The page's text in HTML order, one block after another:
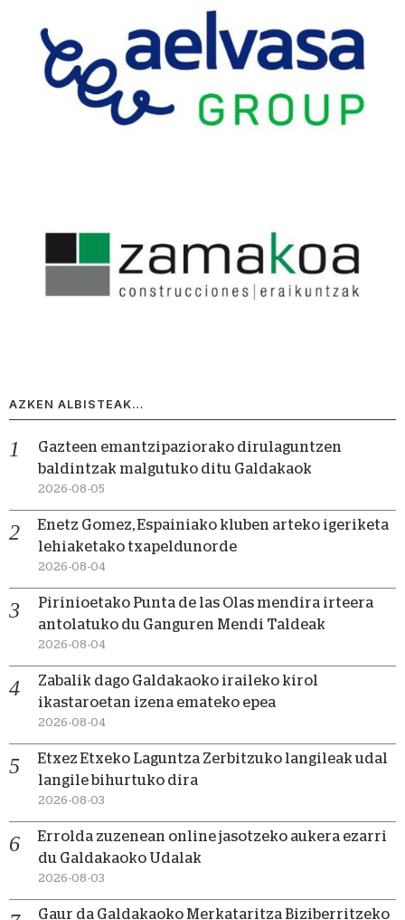
AZKEN ALBISTEAK…
Gazteen emantzipaziorako dirulaguntzen
baldintzak malgutuko ditu Galdakaok
2026-08-05
Enetz Gomez, Espainiako kluben arteko igeriketa
lehiaketako txapeldunorde
2026-08-04
Pirinioetako Punta de las Olas mendira irteera
antolatuko du Ganguren Mendi Taldeak
2026-08-04
Zabalik dago Galdakaoko iraileko kirol
ikastaroetan izena emateko epea
2026-08-04
Etxez Etxeko Laguntza Zerbitzuko langileak udal
langile bihurtuko dira
2026-08-03
Errolda zuzenean online jasotzeko aukera ezarri
du Galdakaoko Udalak
2026-08-03
Gaur da Galdakaoko Merkataritza Biziberritzeko